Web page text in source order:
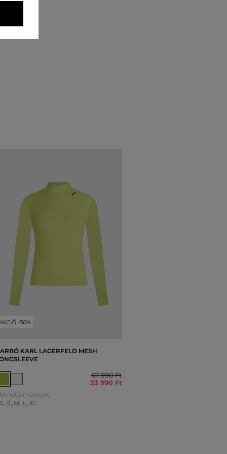
-50%
KARL LAGERFELD MESH
67 990 Ft
33 990 Ft
méretek:
, S, M, L , XL